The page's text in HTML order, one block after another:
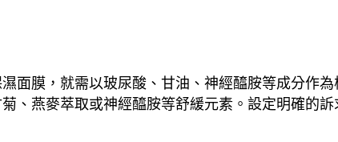
面膜，就需以玻尿酸、甘油、神經醯胺等成分作
、燕麥萃取或神經醯胺等舒緩元素。設定明確的